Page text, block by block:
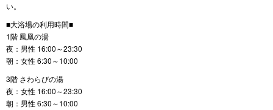
い。
■大浴場の利用時間■
1階 鳳凰の湯
夜：男性 16:00～23:30
朝：女性 6:30～10:00
3階 さわらびの湯
夜：女性 16:00～23:30
朝：男性 6:30～10:00